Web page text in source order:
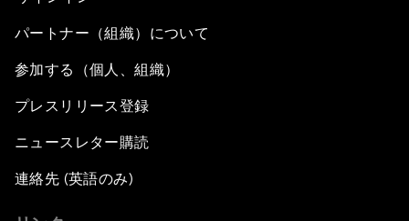
パートナー（組織）について
参加する（個人、組織）
プレスリリース登録
ニュースレター購読
連絡先 (英語のみ)